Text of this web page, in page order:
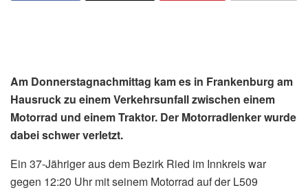
Am Donnerstagnachmittag kam es in Frankenburg am
Hausruck zu einem Verkehrsunfall zwischen einem
Motorrad und einem Traktor. Der Motorradlenker wurde
dabei schwer verletzt.
Ein 37-Jähriger aus dem Bezirk Ried im Innkreis war
gegen 12:20 Uhr mit seinem Motorrad auf der L509